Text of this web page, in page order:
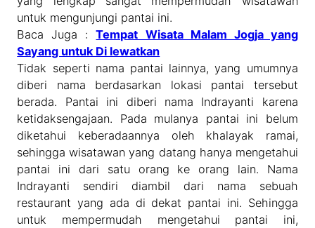
untuk mengunjungi pantai ini.
Baca Juga :Tempat Wisata Malam Jogja yang
Sayang untuk Di lewatkan
Tidak seperti nama pantai lainnya, yang umumnya
diberi nama berdasarkan lokasi pantai tersebut
berada. Pantai ini diberi nama Indrayanti karena
ketidaksengajaan. Pada mulanya pantai ini belum
diketahui keberadaannya oleh khalayak ramai,
sehingga wisatawan yang datang hanya mengetahui
pantai ini dari satu orang ke orang lain. Nama
Indrayanti sendiri diambil dari nama sebuah
restaurant yang ada di dekat pantai ini. Sehingga
untuk mempermudah mengetahui pantai ini,